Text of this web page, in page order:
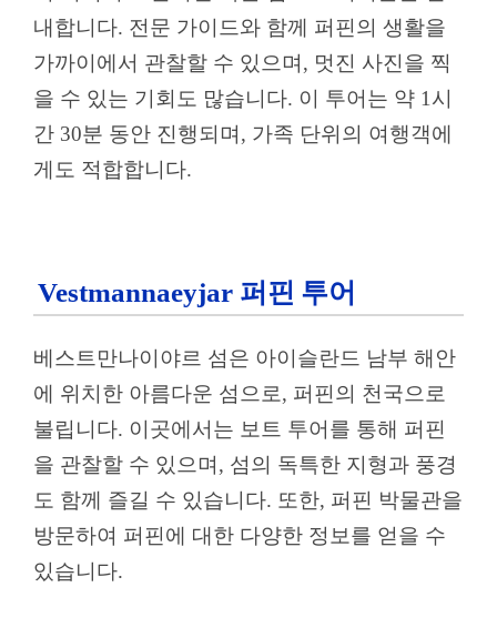
내합니다. 전문 가이드와 함께 퍼핀의 생활을
가까이에서 관찰할 수 있으며, 멋진 사진을 찍
을 수 있는 기회도 많습니다. 이 투어는 약 1시
간 30분 동안 진행되며, 가족 단위의 여행객에
게도 적합합니다.
Vestmannaeyjar 퍼핀 투어
베스트만나이야르 섬은 아이슬란드 남부 해안
에 위치한 아름다운 섬으로, 퍼핀의 천국으로
불립니다. 이곳에서는 보트 투어를 통해 퍼핀
을 관찰할 수 있으며, 섬의 독특한 지형과 풍경
도 함께 즐길 수 있습니다. 또한, 퍼핀 박물관을
방문하여 퍼핀에 대한 다양한 정보를 얻을 수
있습니다.